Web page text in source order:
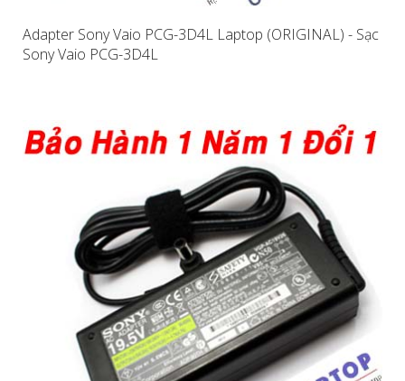
Adapter Sony Vaio PCG-3D4L Laptop (ORIGINAL) - Sạc
Sony Vaio PCG-3D4L